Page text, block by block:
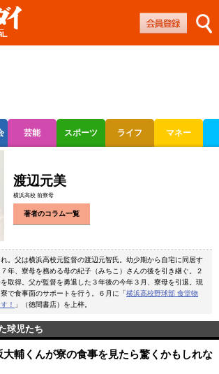
芸能 スポーツ ライフ マネー
渡辺元美
横浜高校 前寮母
著者のコラム一覧
。父は横浜高校元監督の渡辺元智氏。幼少期から自宅に同居す
年、寮母を務める母の紀子（みちこ）さんの後を引き継ぐ。２
取得。父が監督を勇退した３年後の今年３月、寮母を引退。現
で食事面のサポートを行う。６月に「横浜高校野球部 食堂物
！
」（徳間書店）を上梓。
球児たち
大輔くんが寮の食事を見たら驚くかもしれな